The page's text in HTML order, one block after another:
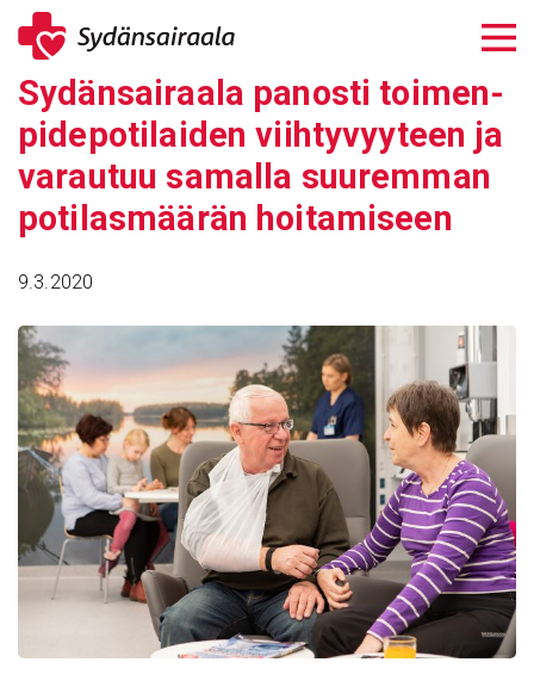
Siirry
sisältöön
Sydän­sai­raala panosti toimen­
pi­de­po­ti­laiden viih­ty­vyy­teen ja
varautuu samalla suuremman
poti­las­määrän hoita­mi­seen
9.3.2020